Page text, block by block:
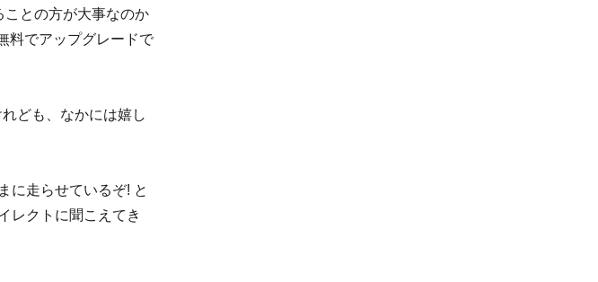
との方が大事なのか
料でアップグレードで
ども、なかには嬉し
に走らせているぞ! と
レクトに聞こえてき